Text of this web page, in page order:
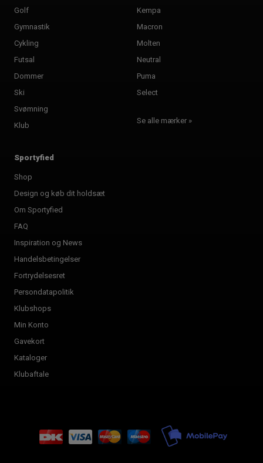
Golf
Gymnastik
Cykling
Futsal
Dommer
Ski
Svømning
Klub
Kempa
Macron
Molten
Neutral
Puma
Select
Se alle mærker »
Sportyfied
Shop
Design og køb dit holdsæt
Om Sportyfied
FAQ
Inspiration og News
Handelsbetingelser
Fortrydelsesret
Persondatapolitik
Klubshops
Min Konto
Gavekort
Kataloger
Klubaftale